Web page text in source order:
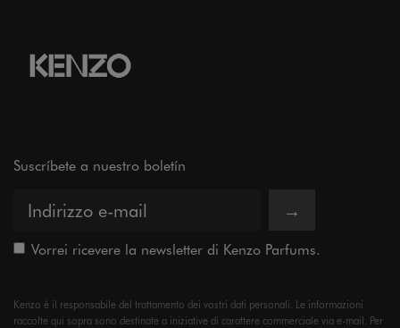
Suscríbete a nuestro boletín
→
Vorrei ricevere la newsletter di Kenzo Parfums.
Kenzo è il responsabile del trattamento dei vostri dati personali. Le informazioni
raccolte qui sopra sono destinate a iniziative di carattere commerciale via e-mail. Per